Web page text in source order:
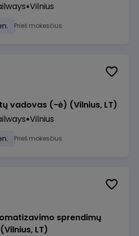
Vilnius
Prieš mokesčius
vadovas (-ė) (Vilnius, LT)
Vilnius
Prieš mokesčius
sprendimų
LT)